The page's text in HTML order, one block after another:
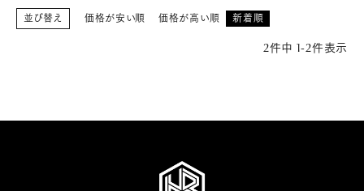
SHOP LIST
並び替え 価格が安い順 価格が高い順 新着順
2件中 1-2件表示